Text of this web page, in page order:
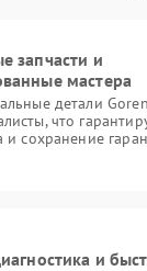
запчасти и
мастера
детали
что
и сохранение
и